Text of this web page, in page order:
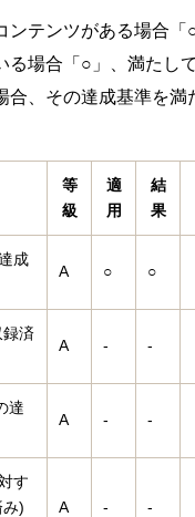
ンテンツがある場合
る場合「○」、満たし
合、その達成基準を
等
級
適
用
結
果
成
A ○ ○
録済
A - -
達
A - -
す
み)
A - -